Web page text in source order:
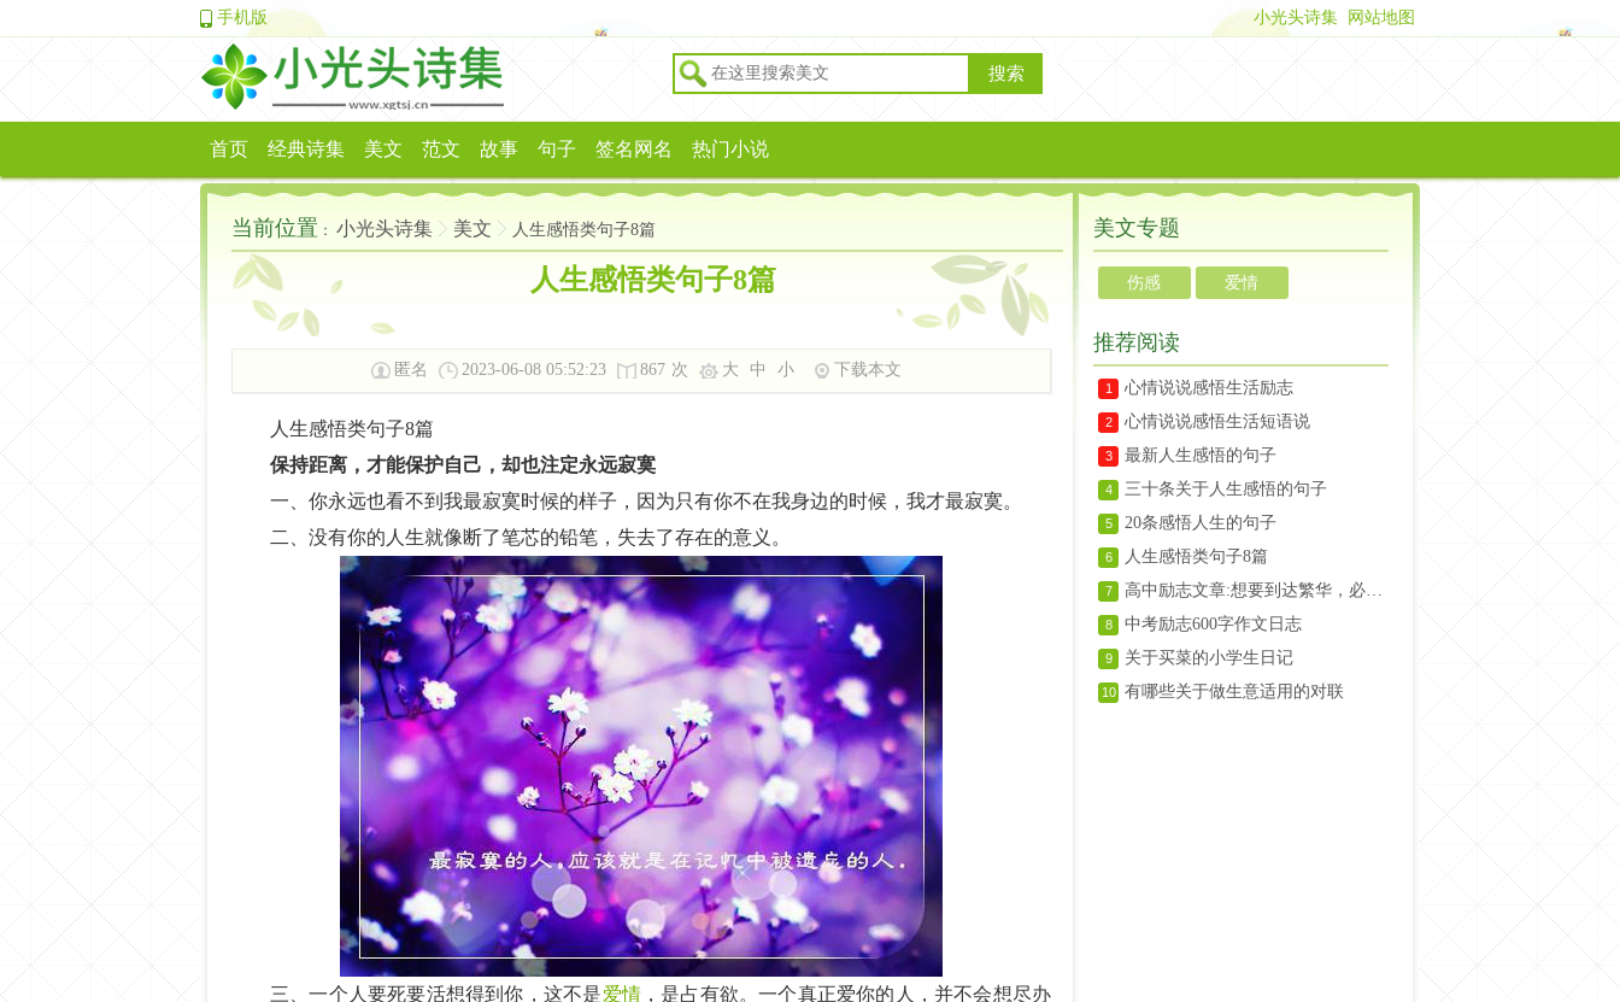
手机版 小光头诗集 网站地图
搜索
首页 经典诗集 美文 范文 故事 句子 签名网名 热门小说
当前位置 ： 小光头诗集 美文 人生感悟类句子8篇
人生感悟类句子8篇
匿名 2023-06-08 05:52:23 867 次 大 中 小 下载本文
人生感悟类句子8篇
保持距离，才能保护自己，却也注定永远寂寞
一、你永远也看不到我最寂寞时候的样子，因为只有你不在我身边的时候，我才最寂寞。
二、没有你的人生就像断了笔芯的铅笔，失去了存在的意义。
三、一个人要死要活想得到你，这不是爱情，是占有欲。一个真正爱你的人，并不会想尽办
美文专题
伤感 爱情
推荐阅读
1 心情说说感悟生活励志
2 心情说说感悟生活短语说
3 最新人生感悟的句子
4 三十条关于人生感悟的句子
5 20条感悟人生的句子
6 人生感悟类句子8篇
7
8 中考励志600字作文日志
9 关于买菜的小学生日记
10 有哪些关于做生意适用的对联